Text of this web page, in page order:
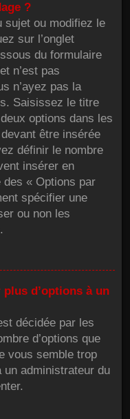
?
sujet ou modifiez le
sur l’onglet
du formulaire
n’est pas
n’ayez pas la
Saisissez le titre
options dans les
être insérée
définir le nombre
insérer en
« Options par
spécifier une
ou non les
d’options à un
décidée par les
d’options que
vous semble trop
administrateur du